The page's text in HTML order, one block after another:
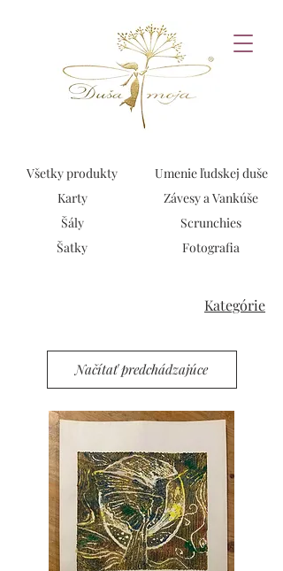
Všetky produkty
Karty
Šály
Šatky
Umenie ľudskej duše
Závesy a Vankúše
Scrunchies
Fotografia
Kategórie
Načítať predchádzajúce